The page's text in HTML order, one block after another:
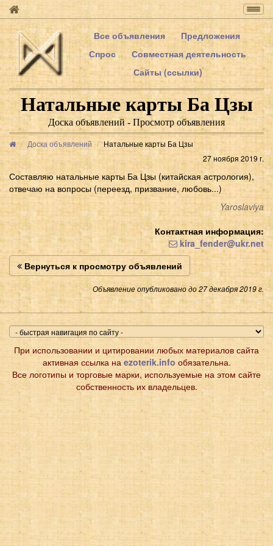
Все объявления
Предложения
Спрос
Совместная деятельность
Сайты (ссылки)
Натальные карты Ба Цзы
Доска объявлений - Просмотр объявления
Доска объявлений
Натальные карты Ба Цзы
27 ноября 2019 г.
Составляю натальные карты Ба Цзы (китайская астрология),
отвечаю на вопросы (переезд, призвание, любовь...)
Yaroslaviya
Контактная информация:
kira_fender@ukr.net
Вернуться к просмотру объявлений
Объявление опубликовано до 27 декабря 2019 г.
При использовании и цитировании любых материалов сайта
активная ссылка на ezoterik.info обязательна.
Все логотипы и торговые марки, используемые на этом сайте
собственность их владельцев.